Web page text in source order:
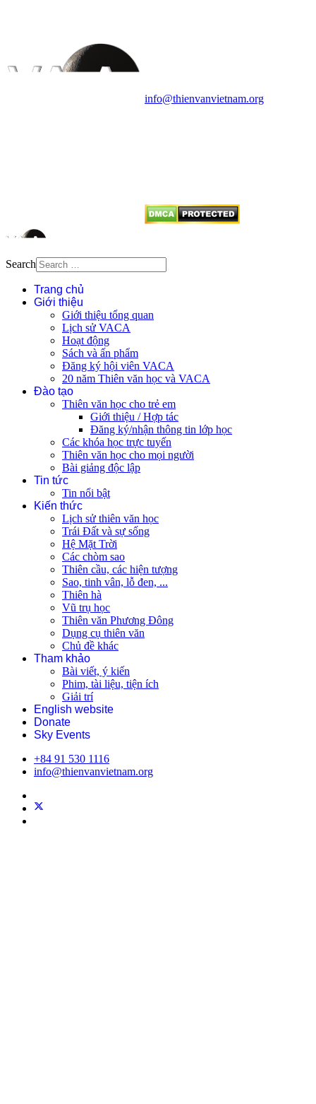
info@thienvanvietnam.org
Search
Trang chủ
Giới thiệu
Giới thiệu tổng quan
Lịch sử VACA
Hoạt động
Sách và ấn phẩm
Đăng ký hội viên VACA
20 năm Thiên văn học và VACA
Đào tạo
Thiên văn học cho trẻ em
Giới thiệu / Hợp tác
Đăng ký/nhận thông tin lớp học
Các khóa học trực tuyến
Thiên văn học cho mọi người
Bài giảng độc lập
Tin tức
Tin nổi bật
Kiến thức
Lịch sử thiên văn học
Trái Đất và sự sống
Hệ Mặt Trời
Các chòm sao
Thiên cầu, các hiện tượng
Sao, tinh vân, lỗ đen, ...
Thiên hà
Vũ trụ học
Thiên văn Phương Đông
Dụng cụ thiên văn
Chủ đề khác
Tham khảo
Bài viết, ý kiến
Phim, tài liệu, tiện ích
Giải trí
English website
Donate
Sky Events
+84 91 530 1116
info@thienvanvietnam.org